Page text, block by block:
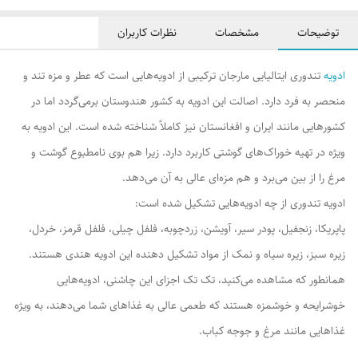
توضیحات مشخصات نظرات کاربران
ادویهتندوری ایتالیایی مارجان ترکیبی از ادویه‌هایی است که عطر و مزه تند و
منحصر به فرد دارد. اصالت این ادویه به کشور هندوستان برمی‌گردد اما در
کشورهایی مانند ایران و افغانستان نیز کاملاً شناخته شده است. این ادویه به
ویژه در تهیه خوراک‌های گوشتی کاربرد دارد. زیرا هم بوی نامطبوع گوشت و
مرغ را از بین می‌برد و هم مزه‌ای عالی به آن می‌دهد.
ادویه تندوری از چه ادویه‌هایی تشکیل شده است:
پاپریکا، زنجفیل، پودر سیر، آویشن، زردچوبه، فلفل چیلی، فلفل قرمز، خردل،
زیره سبز، زیره سیاه و نمک از مواد تشکیل دهنده این ادویه هندی هستند.
همانطور که مشاهده می‌کنید، تک تک اجزای این چاشنی، ادویه‌هایی
خوشرایحه و خوشمزه هستند که طعمی عالی به غذاهای شما می‌دهند، به ویژه
غذاهایی مانند مرغ و جوجه کباب.